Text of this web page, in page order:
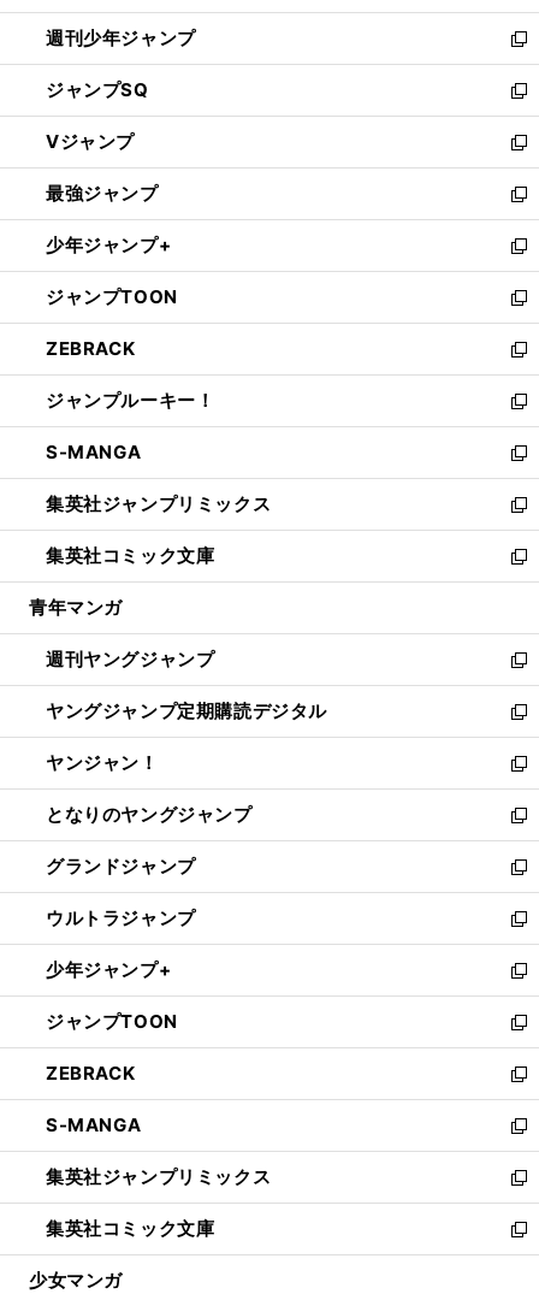
開
く
週刊少年ジャンプ
新
し
い
ウ
ィ
ン
ド
ウ
で
開
く
ジャンプSQ
新
し
い
ウ
ィ
ン
ド
ウ
で
開
く
Vジャンプ
新
し
い
ウ
ィ
ン
ド
ウ
で
開
く
最強ジャンプ
新
し
い
ウ
ィ
ン
ド
ウ
で
開
く
少年ジャンプ+
新
し
い
ウ
ィ
ン
ド
ウ
で
開
く
ジャンプTOON
新
し
い
ウ
ィ
ン
ド
ウ
で
開
く
ZEBRACK
新
し
い
ウ
ィ
ン
ド
ウ
で
開
ジャンプルーキー！
新
し
い
ウ
ィ
ン
ド
ウ
開
く
S-MANGA
新
し
い
ウ
ィ
ン
ウ
で
開
く
集英社ジャンプリミックス
新
し
い
ウ
ン
ド
ウ
で
開
く
集英社コミック文庫
新
し
ウ
ィ
ン
ド
ウ
で
開
く
青年マンガ
週刊ヤングジャンプ
新
し
い
ウ
ィ
ン
ド
ウ
で
開
く
ヤングジャンプ定期購読デジタル
新
し
い
ウ
ィ
ン
ド
ウ
で
開
く
ヤンジャン！
新
し
い
ウ
ィ
ン
ド
ウ
で
開
く
となりのヤングジャンプ
新
し
い
ウ
ィ
ン
ド
ウ
で
開
く
グランドジャンプ
新
し
い
ウ
ィ
ン
ド
ウ
で
開
く
ウルトラジャンプ
新
し
い
ウ
ィ
ン
ド
ウ
で
開
く
少年ジャンプ+
新
し
い
ウ
ィ
ン
ド
ウ
で
開
く
ジャンプTOON
新
し
い
ウ
ィ
ン
ド
ウ
で
開
ZEBRACK
新
し
い
ウ
ィ
ン
ド
ウ
S-MANGA
新
し
い
ウ
ィ
ン
集英社ジャンプリミックス
新
し
い
ウ
集英社コミック文庫
新
し
少女マンガ